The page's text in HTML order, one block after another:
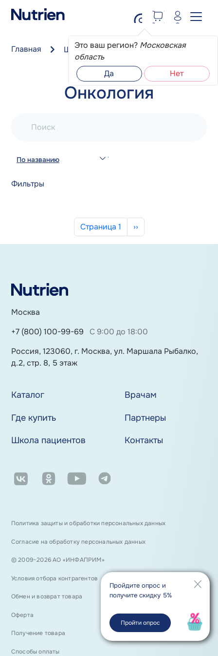
Это ваш регион? Московская
область
Да
Нет
Главная Школа пациента Онкология
Онкология
Поиск
По названию
Фильтры
Нумерация страниц
Страница 1 Следующая страница
››
Пройдите опрос и
получите скидку 5%
Пройти опрос
Москва
+7 (800) 100-99-69
С 9:00 до 18:00
Россия, 123060, г. Москва, ул. Маршала Рыбалко,
д.2, стр. 8, 5 этаж
Каталог
Врачам
Где купить
Партнеры
Школа пациентов
Контакты
Политика защиты и обработки персональных данных
Согласие на обработку персональных данных
© 2009−2026 АО «ИНФАПРИМ»
Условия отбора контрагентов
Обмен и возврат товара
Оферта
Получение товара
Способы оплаты